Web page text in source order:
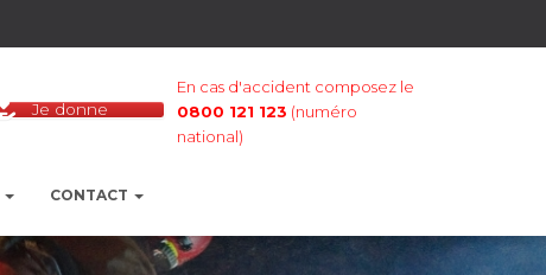
Je donne
En cas d'accident composez le
0800 121 123 (numéro
national)
CONTACT